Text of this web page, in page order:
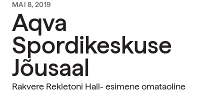
MAI 8, 2019
Aqva
Spordikeskuse
Jõusaal
Rakvere Rekletoni Hall- esimene omataoline